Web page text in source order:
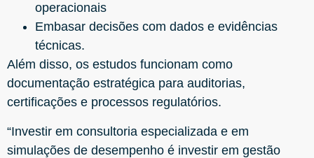
operacionais
Embasar decisões com dados e evidências
técnicas.
Além disso, os estudos funcionam como
documentação estratégica para auditorias,
certificações e processos regulatórios.
“Investir em consultoria especializada e em
simulações de desempenho é investir em gestão